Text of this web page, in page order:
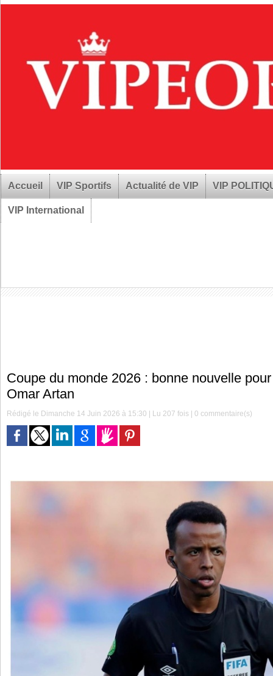
Accueil VIP Sportifs Actualité de VIP VIP
VIP International
Coupe du monde 2026 : bonne nouvelle
Omar Artan
Rédigé le Dimanche 14 Juin 2026 à 15:30 | Lu 207 fois |0 commentaire(s)